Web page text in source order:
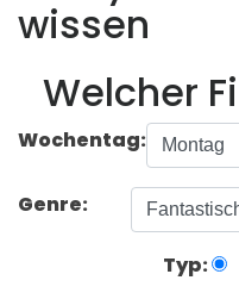
wissen
Welcher
Wochentag:
Genre:
Typ: